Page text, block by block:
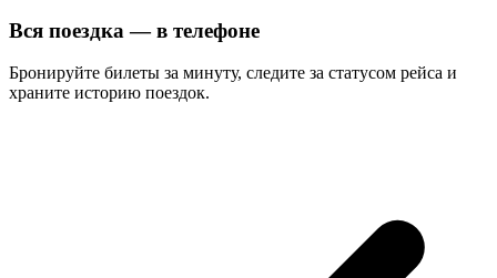
Вся поездка — в телефоне
Бронируйте билеты за минуту, следите за статусом рейса и
храните историю поездок.